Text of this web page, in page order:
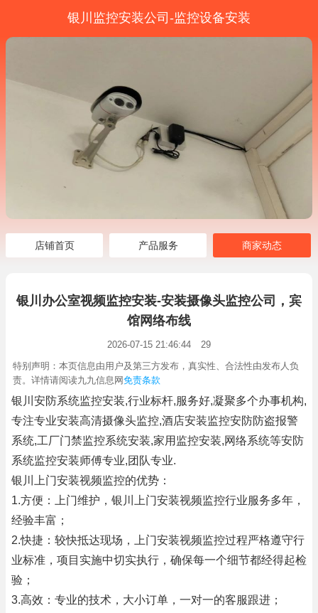
银川监控安装公司-监控设备安装
店铺首页 产品服务 商家动态
银川办公室视频监控安装-安装摄像头监控公司，宾
馆网络布线
2026-07-15 21:46:44
29
特别声明：本页信息由用户及第三方发布，真实性、合法性由发布人负
责。详情请阅读九九信息网免责条款
银川安防系统监控安装,行业标杆,服务好,凝聚多个办事机构,
专注专业安装高清摄像头监控,酒店安装监控安防防盗报警
系统,工厂门禁监控系统安装,家用监控安装,网络系统等安防
系统监控安装师傅专业,团队专业.
银川上门安装视频监控的优势：
1.方便：上门维护，银川上门安装视频监控行业服务多年，
经验丰富；
2.快捷：较快抵达现场，上门安装视频监控过程严格遵守行
业标准，项目实施中切实执行，确保每一个细节都经得起检
验；
3.高效：专业的技术，大小订单，一对一的客服跟进；